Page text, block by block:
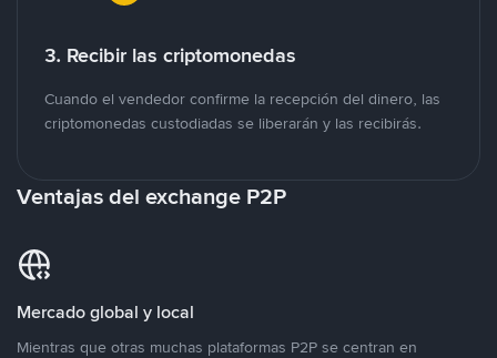
3. Recibir las criptomonedas
Cuando el vendedor confirme la recepción del dinero, las
criptomonedas custodiadas se liberarán y las recibirás.
Ventajas del exchange P2P
Mercado global y local
Mientras que otras muchas plataformas P2P se centran en